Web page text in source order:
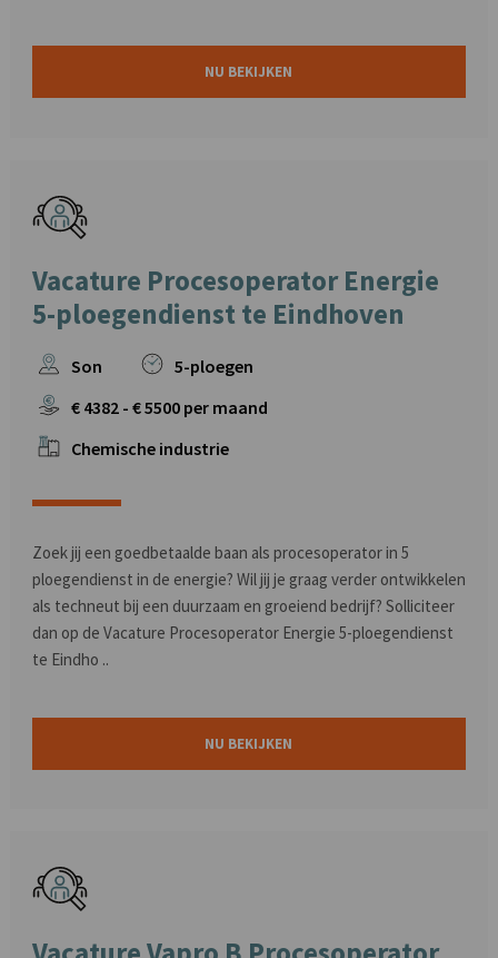
NU BEKIJKEN
Vacature Procesoperator Energie
5-ploegendienst te Eindhoven
Son
5-ploegen
€ 4382 - €5500 per maand
Chemische industrie
Zoek jij een goedbetaalde baan als procesoperator in 5
ploegendienst in de energie? Wil jij je graag verder ontwikkelen
als techneut bij een duurzaam en groeiend bedrijf? Solliciteer
dan op de Vacature Procesoperator Energie 5-ploegendienst
te Eindho ..
NU BEKIJKEN